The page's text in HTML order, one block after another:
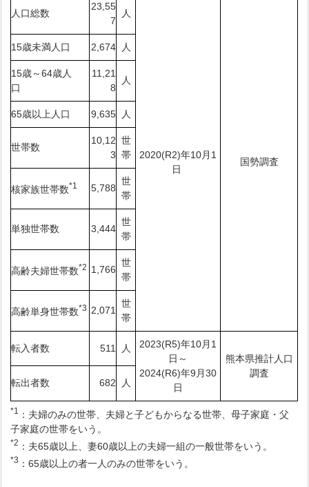
人口総数
23,55
7
人
2020(R2)年10月1
日
国勢調査
15歳未満人口 2,674 人
15歳～64歳人
口
11,21
8
人
65歳以上人口 9,635 人
世帯数
10,12
3
世
帯
核家族世帯数*1 5,788
世
帯
単独世帯数 3,444
世
帯
高齢夫婦世帯数*2 1,766
世
帯
高齢単身世帯数*3 2,071
世
帯
転入者数 511 人
2023(R5)年10月1
日～
2024(R6)年9月30
日
熊本県推計人口
調査
転出者数
682 人
*1 ：夫婦のみの世帯、夫婦と子どもからなる世帯、母子家庭・父
子家庭の世帯をいう。
*2 ：夫65歳以上、妻60歳以上の夫婦一組の一般世帯をいう。
*3 ：65歳以上の者一人のみの世帯をいう。